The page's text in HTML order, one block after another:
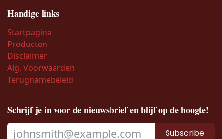
Handige links
Startpagina
Producten
Disclaimer
Alg. Voorwaarden
Terugnamebeleid
Schrijf je in voor de nieuwsbrief en blijf op de hoogte!
Subscribe